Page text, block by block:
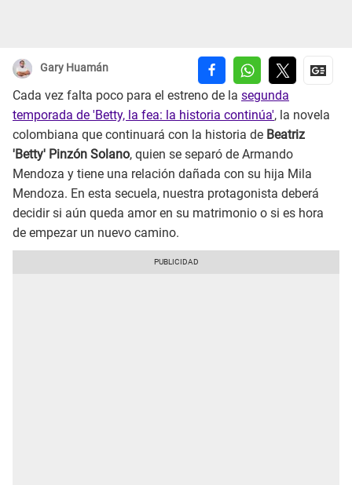
Gary Huamán
Cada vez falta poco para el estreno de la segunda
temporada de 'Betty, la fea: la historia continúa', la novela
colombiana que continuará con la historia de Beatriz
'Betty' Pinzón Solano, quien se separó de Armando
Mendoza y tiene una relación dañada con su hija Mila
Mendoza. En esta secuela, nuestra protagonista deberá
decidir si aún queda amor en su matrimonio o si es hora
de empezar un nuevo camino.